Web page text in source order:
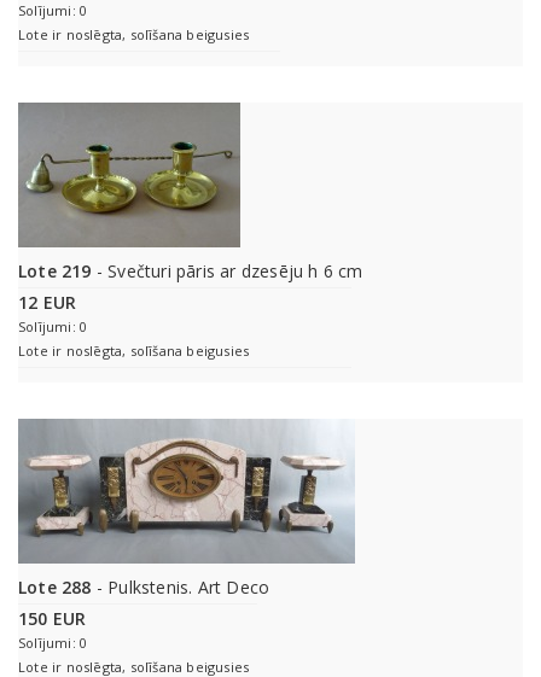
Solījumi: 0
Lote ir noslēgta, solīšana beigusies
Lote 219 - Svečturi pāris ar dzesēju h 6 cm
12 EUR
Solījumi: 0
Lote ir noslēgta, solīšana beigusies
Lote 288 - Pulkstenis. Art Deco
150 EUR
Solījumi: 0
Lote ir noslēgta, solīšana beigusies